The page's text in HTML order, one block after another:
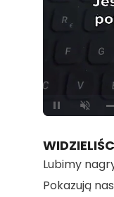
Unmute
Lubimy
Pokazują